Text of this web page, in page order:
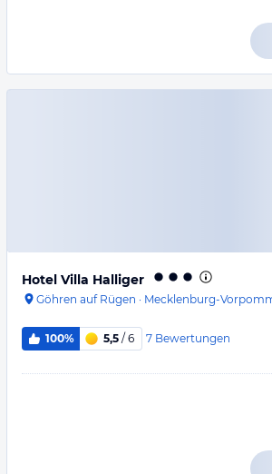
Hotel Villa Halliger
Göhren auf Rügen · Mecklenburg-
100% 5,5 / 6 7 Bewertungen